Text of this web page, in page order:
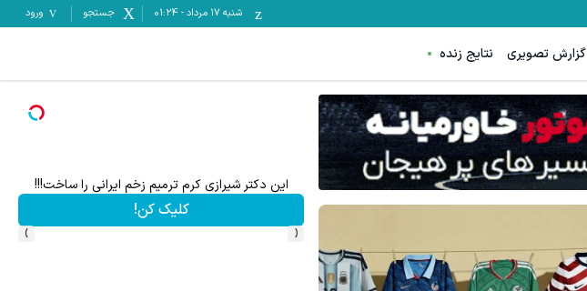
شنبه ۱۷ مرداد -
01:24 جستجو ورود
گزارش تصویری نتایج زنده
به هر اندازه ای که میخوای میتونی نقره بخری از سرمایه ات محافظت کنی
سرمایه گذاری
ترمیم جای زخم، بخیه و سوختگی فقط در 3 هفته!!😍
کلیک کن!
‹
›